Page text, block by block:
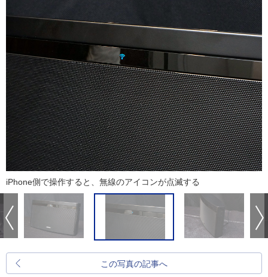
iPhone側で操作すると、無線のアイコンが点滅する
この写真の記事へ